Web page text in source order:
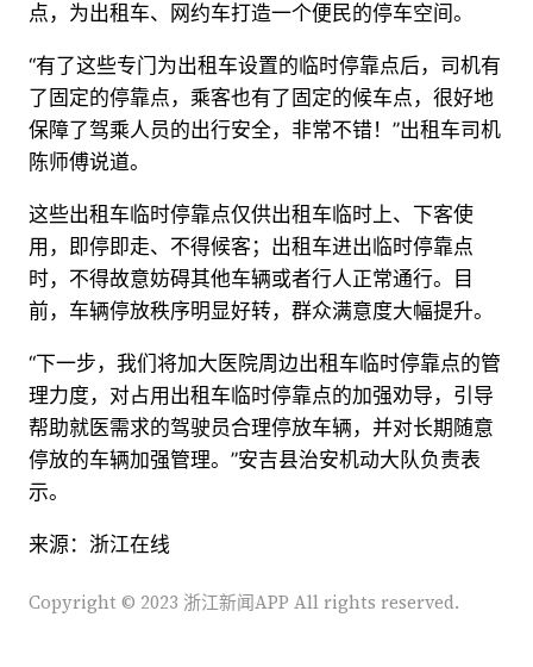
点，为出租车、网约车打造一个便民的停车空间。
“有了这些专门为出租车设置的临时停靠点后，司机有
了固定的停靠点，乘客也有了固定的候车点，很好地
保障了驾乘人员的出行安全，非常不错！”出租车司机
陈师傅说道。
这些出租车临时停靠点仅供出租车临时上、下客使
用，即停即走、不得候客；出租车进出临时停靠点
时，不得故意妨碍其他车辆或者行人正常通行。目
前，车辆停放秩序明显好转，群众满意度大幅提升。
“下一步，我们将加大医院周边出租车临时停靠点的管
理力度，对占用出租车临时停靠点的加强劝导，引导
帮助就医需求的驾驶员合理停放车辆，并对长期随意
停放的车辆加强管理。”安吉县治安机动大队负责表
示。
来源：浙江在线
Copyright © 2023 浙江新闻APP All rights reserved.